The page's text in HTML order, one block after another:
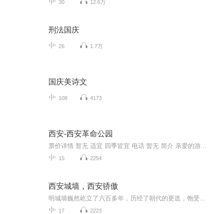
30 12.6万
刑法国庆
26 1.7万
国庆美诗文
108 4173
西安-西安革命公园
15 2254
西安城墙，西安骄傲
17 2223